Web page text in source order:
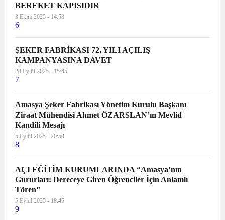
BEREKET KAPISIDIR
3 Ekim 2025 - 14:58
6
ŞEKER FABRİKASI 72. YILI AÇILIŞ
KAMPANYASINA DAVET
28 Eylül 2025 - 15:45
7
Amasya Şeker Fabrikası Yönetim Kurulu Başkanı
Ziraat Mühendisi Ahmet ÖZARSLAN’ın Mevlid
Kandili Mesajı
5 Eylül 2025 - 20:50
8
AÇI EĞİTİM KURUMLARINDA “Amasya’nın
Gururları: Dereceye Giren Öğrenciler İçin Anlamlı
Tören”
5 Eylül 2025 - 18:45
9